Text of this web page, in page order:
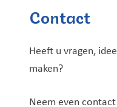
Contact
Heeft u vragen,
maken?
Neem even